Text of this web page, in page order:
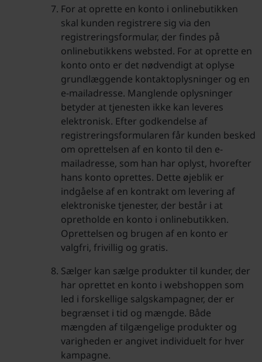
For at oprette en konto i onlinebutikken
skal kunden registrere sig via den
registreringsformular, der findes på
onlinebutikkens websted. For at oprette en
konto onto er det nødvendigt at oplyse
grundlæggende kontaktoplysninger og en
e-mailadresse. Manglende oplysninger
betyder at tjenesten ikke kan leveres
elektronisk. Efter godkendelse af
registreringsformularen får kunden besked
om oprettelsen af en konto til den e-
mailadresse, som han har oplyst, hvorefter
hans konto oprettes. Dette øjeblik er
indgåelse af en kontrakt om levering af
elektroniske tjenester, der består i at
opretholde en konto i onlinebutikken.
Oprettelsen og brugen af en konto er
valgfri, frivillig og gratis.
Sælger kan sælge produkter til kunder, der
har oprettet en konto i webshoppen som
led i forskellige salgskampagner, der er
begrænset i tid og mængde. Både
mængden af tilgængelige produkter og
varigheden er angivet individuelt for hver
kampagne.